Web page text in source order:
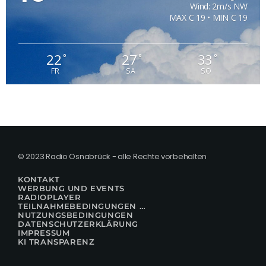
Wind: 2m/s NW
MAX C 19 • MIN C 19
22°
FR
27°
SA
33°
SO
© 2023 Radio Osnabrück - alle Rechte vorbehalten
KONTAKT
WERBUNG UND EVENTS
RADIOPLAYER
TEILNAHMEBEDINGUNGEN FÜR GEWINNSPIELE
NUTZUNGSBEDINGUNGEN
DATENSCHUTZERKLÄRUNG
IMPRESSUM
KI TRANSPARENZ